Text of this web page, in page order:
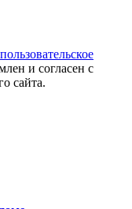
пользовательское
и согласен с
сайта.